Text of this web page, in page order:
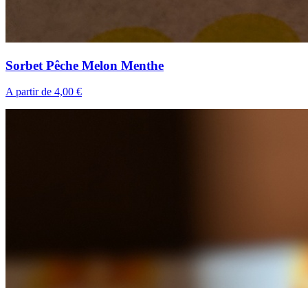
Sorbet Pêche Melon Menthe
A partir de 4,00 €